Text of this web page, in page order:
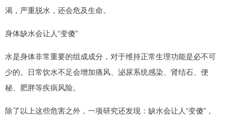
渴，严重脱水，还会危及生命。
身体缺水会让人“变傻”
水是身体非常重要的组成成分，对于维持正常生理功能是必不可
少的。日常饮水不足会增加痛风、泌尿系统感染、肾结石、便
秘、肥胖等疾病风险。
除了以上这些危害之外，一项研究还发现：缺水会让人“变傻”，